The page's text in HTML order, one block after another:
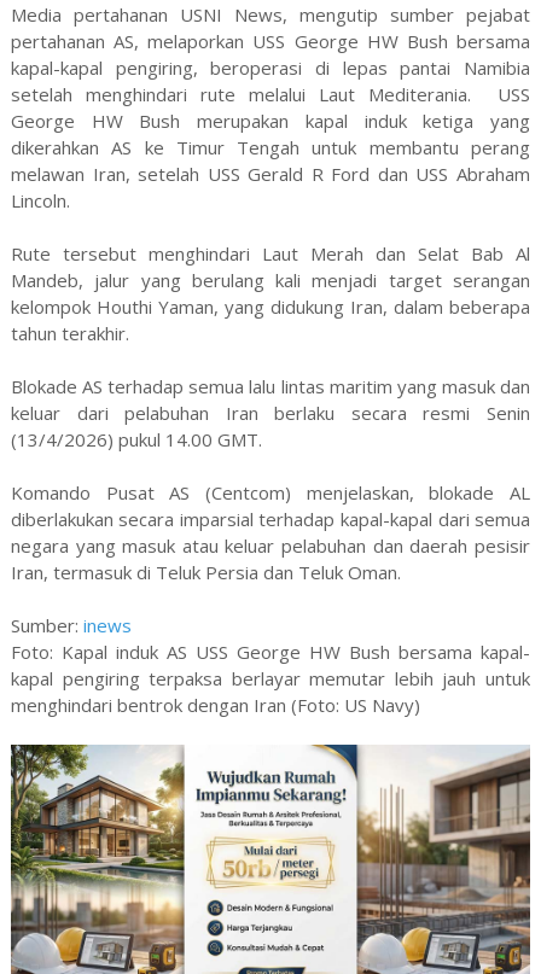
Media pertahanan USNI News, mengutip sumber pejabat
pertahanan AS, melaporkan USS George HW Bush bersama
kapal-kapal pengiring, beroperasi di lepas pantai Namibia
setelah menghindari rute melalui Laut Mediterania. USS
George HW Bush merupakan kapal induk ketiga yang
dikerahkan AS ke Timur Tengah untuk membantu perang
melawan Iran, setelah USS Gerald R Ford dan USS Abraham
Lincoln.
Rute tersebut menghindari Laut Merah dan Selat Bab Al
Mandeb, jalur yang berulang kali menjadi target serangan
kelompok Houthi Yaman, yang didukung Iran, dalam beberapa
tahun terakhir.
Blokade AS terhadap semua lalu lintas maritim yang masuk dan
keluar dari pelabuhan Iran berlaku secara resmi Senin
(13/4/2026) pukul 14.00 GMT.
Komando Pusat AS (Centcom) menjelaskan, blokade AL
diberlakukan secara imparsial terhadap kapal-kapal dari semua
negara yang masuk atau keluar pelabuhan dan daerah pesisir
Iran, termasuk di Teluk Persia dan Teluk Oman.
Sumber: inews
Foto: Kapal induk AS USS George HW Bush bersama kapal-
kapal pengiring terpaksa berlayar memutar lebih jauh untuk
menghindari bentrok dengan Iran (Foto: US Navy)